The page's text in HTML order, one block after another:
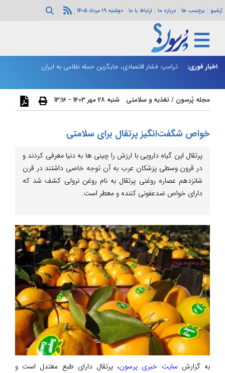
آرشیو برچسب ها درباره ما ارتباط با ما دوشنبه 19 مرداد 1405
اخبار فوری: ترامپ: فشار اقتصادی، جایگزین حمله نظامی به ایران
مجله پُرسون /تغذیه و سلامتی شنبه 28 مهر 1403 - 13:16
خواص شگفت‌انگیز پرتقال برای سلامتی
پرتقال این گیاه دارویی با ارزش را چینی ها به دنیا معرفی کردند و
در قرون وسطی پزشکان عرب به آن توجه خاصی داشتند در قرن
شانزدهم عصاره روغنی پرتقال به نام روغن نرولی کشف شد که
دارای خواص ضدعفونی کننده و معطر است.
به گزارش سایت خبری پرسون، پرتقال دارای طبع معتدل است و